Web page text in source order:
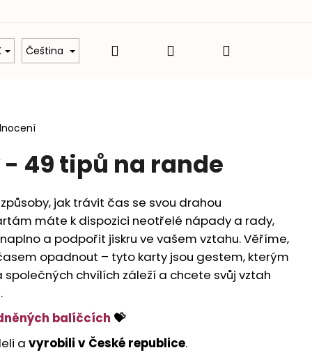
balíčky Dárky z lásky Hodnocení
Čeština Hledat PřihlášeníNákupní
49 tipů na rande
jak trávit čas se svou drahou
máte k dispozici neotřelé nápady a rady,
a podpořit jiskru ve vašem vztahu. Věříme,
opadnout – tyto karty jsou gestem, kterým
chvílích záleží a chcete svůj vztah
balíčcích 💝
a vyrobili v České republice.